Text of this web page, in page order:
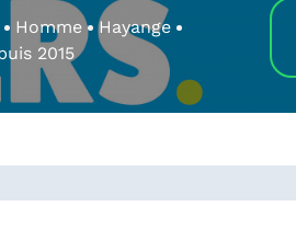
Homme
Hayange
2015